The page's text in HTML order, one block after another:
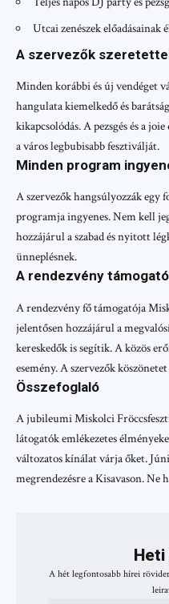
Utcai zenészek előadásainak
A szervezők
Minden korábbi és új vendéget
hangulata kiemelkedő és
kikapcsolódás. A pezsgés és a
a város legbubisabb fesztiválját.
Minden program
A szervezők hangsúlyozzák
programja ingyenes. Nem kell
hozzájárul a szabad és nyitott
ünneplésnek.
A rendezvény
A rendezvény fő támogatója
jelentősen hozzájárul a
kereskedők is segítik. A közös
esemény. A szervezők
Összefoglaló
A jubileumi Miskolci
látogatók emlékezetes
változatos kínálat várja őket.
megrendezésre a Kisavason.
A hét legfontosabb hírei